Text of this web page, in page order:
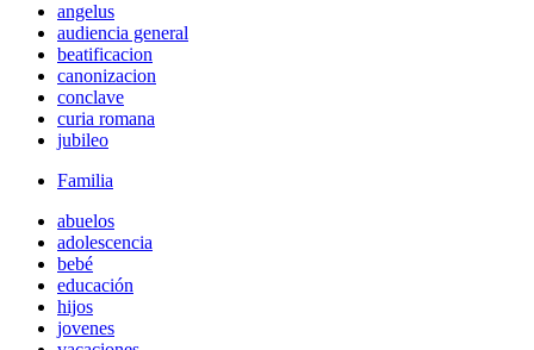
angelus
audiencia general
beatificacion
canonizacion
conclave
curia romana
jubileo
Familia
abuelos
adolescencia
bebé
educación
hijos
jovenes